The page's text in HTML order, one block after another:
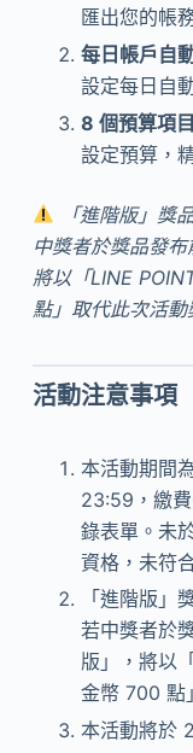
匯出您的帳
每日帳戶自
設定每日自
8 個預算項目
設定預算，
「進階版」獎
中獎者於獎品發
將以「LINE
點」取代此次活動
活動注意事項
本活動期間
23:59，繳
錄表單。未
資格，未符
「進階版」
若中獎者於
版」，將以
金幣 700 點
本活動將於